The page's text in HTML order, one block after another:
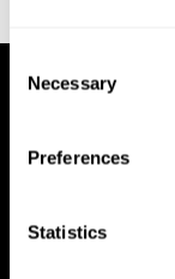
Selection
Necessary
Preferences
Statistics